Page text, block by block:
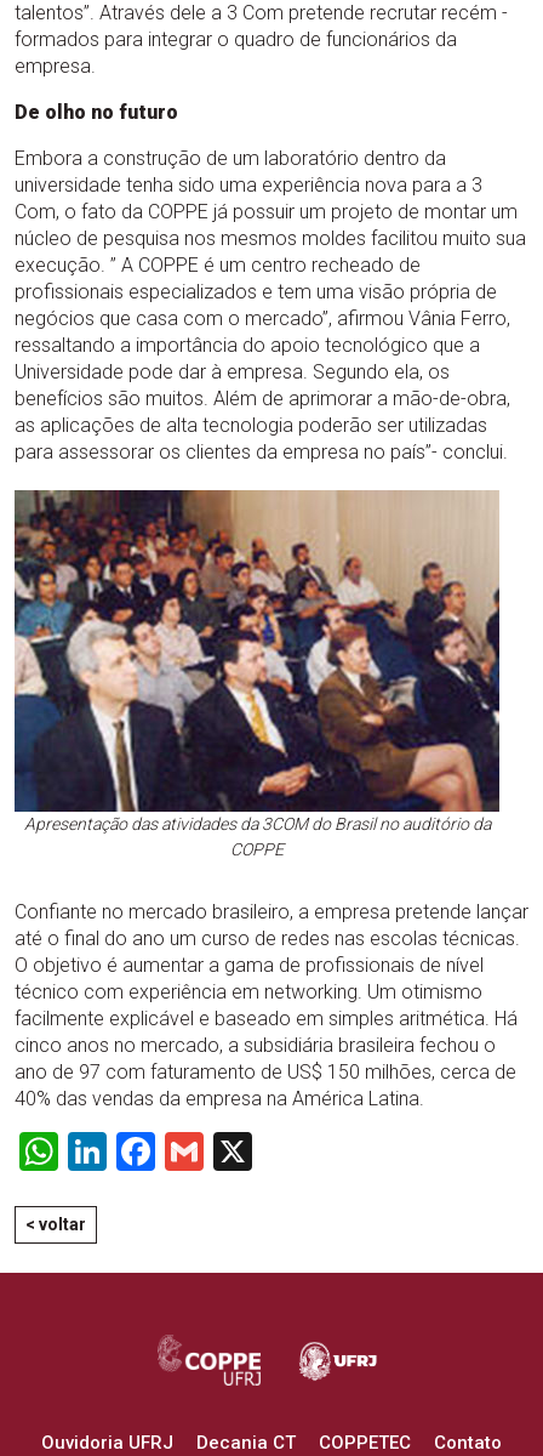
talentos”. Através dele a 3 Com pretende recrutar recém -
formados para integrar o quadro de funcionários da
empresa.
De olho no futuro
Embora a construção de um laboratório dentro da
universidade tenha sido uma experiência nova para a 3
Com, o fato da COPPE já possuir um projeto de montar um
núcleo de pesquisa nos mesmos moldes facilitou muito sua
execução. ” A COPPE é um centro recheado de
profissionais especializados e tem uma visão própria de
negócios que casa com o mercado”, afirmou Vânia Ferro,
ressaltando a importância do apoio tecnológico que a
Universidade pode dar à empresa. Segundo ela, os
benefícios são muitos. Além de aprimorar a mão-de-obra,
as aplicações de alta tecnologia poderão ser utilizadas
para assessorar os clientes da empresa no país”- conclui.
Apresentação das atividades da 3COM do Brasil no auditório da
COPPE
Confiante no mercado brasileiro, a empresa pretende lançar
até o final do ano um curso de redes nas escolas técnicas.
O objetivo é aumentar a gama de profissionais de nível
técnico com experiência em networking. Um otimismo
facilmente explicável e baseado em simples aritmética. Há
cinco anos no mercado, a subsidiária brasileira fechou o
ano de 97 com faturamento de US$ 150 milhões, cerca de
40% das vendas da empresa na América Latina.
WhatsApp
LinkedIn
Facebook
Gmail
< voltar
Ouvidoria UFRJ Decania CT COPPETEC Contato